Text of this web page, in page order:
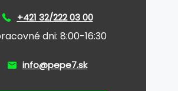
+421 32/222 03 00
dni: 8:00-16:30
info@pepe7.sk